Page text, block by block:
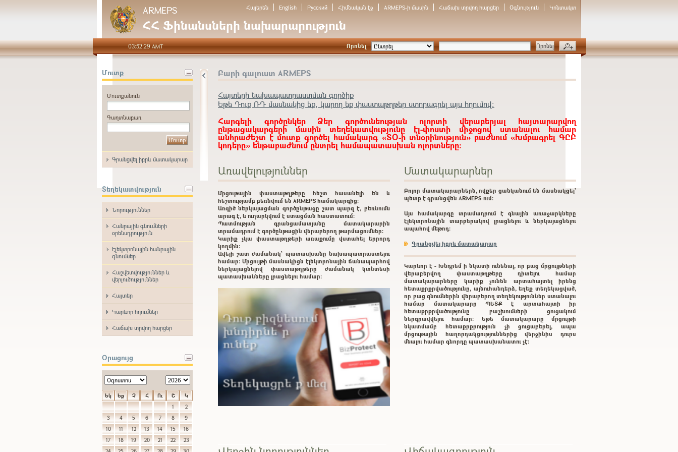
ARMEPS
ՀՀ Ֆինանսների նախարարություն
Հայերեն English Русский Հիմնական էջ ARMEPS-ի մասին Հաճախ տրվող հարցեր Օգնություն Կոնտակտ
03:52:29 AMT Որոնել
Մուտք
Մուտքանուն
Գաղտնաբառ
Գրանցվել իբրև մատակարար
Տեղեկատվություն
Նորություններ
Հանրային գնումների
օրենսդրություն
Էլեկտրոնային հանրային
գնումներ
Հաշվետվություններ և
վերլուծություններ
Հայտեր
Կարևոր հղումներ
Հաճախ տրվող հարցեր
Օրացույց
Եկ Եք Չ Հ Ու Շ
Կ
1
2
3
4 5 6 7 8
9
10
11 12 13 14 15
16
17
18 19 20 21 22
23
Բարի գալուստ ARMEPS
Հայտերի նախապատրաստման գործիք
Եթե Դուք ՌԴ մասնակից եք, կարող եք փաստաթղթեր ստորագրել այս հղումով:
Հարգելի գործընկեր Ձեր գործունեության ոլորտի վերաբերյալ հայտարարվող
ընթացակարգերի մասին տեղեկատվությունը էլ-փոստի միջոցով ստանալու համար
անհրաժեշտ է մուտք գործել համակարգ «ՏՕ-ի տնօրինություն» բաժնում «Խմբագրել ԳԸԲ
կոդերը» ենթաբաժնում ընտրել համապատասխան ոլորտները:
Առավելություններ
Մրցութային փաստաթղթերը հեշտ հասանելի են և
հեշտությամբ բեռնվում են ARMEPS համակարգից:
Առգիծ ներկայացման գործընթացը շատ պարզ է, բեռնումն
արագ է, և ուղարկվում է ստացման հաստատում:
Պատմության գրանցամատյանը մատակարարին
տրամադրում է գործընթացին վերաբերող թարմացումներ:
Կարիք չկա փաստաթղթերի առաքումը վստահել երրորդ
կողմին:
Ավելի շատ ժամանակ` պատասխանը նախապատրաստելու
համար: Մրցույթի մասնակիցն էլեկտրոնային ճանապարհով
ներկայացնելով փաստաթղթերը ժամանակ կտնտեսի
պատասխանները լրացնելու համար:
Մատակարարներ
Բոլոր մատակարարներն, ովքեր ցանկանում են մասնակցել`
պետք է գրանցվեն ARMEPS-ում:
Այս համակարգը տրամադրում է գնային առաջարկները
էլեկտրոնային տարբերակով լրացնելու և ներկայացնելու
ապահով մեթոդ:
Գրանցվել իբրև մատակարար
Կարևոր է - Խնդրեմ ի նկատի ունենալ, որ բաց մրցույթների
վերաբերվող փաստաթղթերը դիտելու համար
մատակարարները կարիք չունեն արտահայտել իրենց
հետաքրքրվածությունը, այնուհանդերձ, եղեք տեղեկացված,
որ բաց գնումներին վերաբերող տեղեկություններ ստանալու
համար մատակարարը ՊԵՏՔ է արտահայտի իր
հետաքրքրվածությունը բաշխումների ցուցակում
ներգրավվելու համար: Եթե մատակարարը մրցույթի
նկատմամբ հետաքրքրություն չի ցուցաբերել, ապա
մրցութային հաղորդակցություններից վերջինիս դուրս
մնալու համար գնորդը պատասխանատու չէ: